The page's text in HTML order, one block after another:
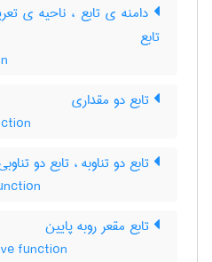
دامنه ی تابع ، ناحیه ی
تابع
تابع دو مقداری
تابع دو تناوبه ، تابع دو
تابع مقعر روبه پایین
function